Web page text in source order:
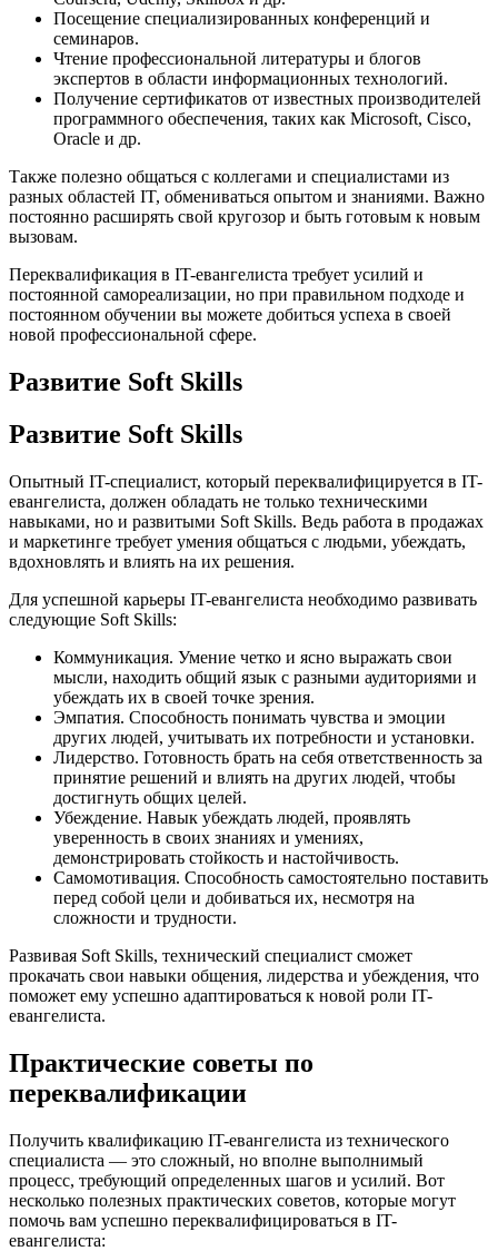
Посещение специализированных конференций и
семинаров.
Чтение профессиональной литературы и блогов
экспертов в области информационных технологий.
Получение сертификатов от известных производителей
программного обеспечения, таких как Microsoft, Cisco,
Oracle и др.
Также полезно общаться с коллегами и специалистами из
разных областей IT, обмениваться опытом и знаниями. Важно
постоянно расширять свой кругозор и быть готовым к новым
вызовам.
Переквалификация в IT-евангелиста требует усилий и
постоянной самореализации, но при правильном подходе и
постоянном обучении вы можете добиться успеха в своей
новой профессиональной сфере.
Развитие Soft Skills
Развитие Soft Skills
Опытный IT-специалист, который переквалифицируется в IT-
евангелиста, должен обладать не только техническими
навыками, но и развитыми Soft Skills. Ведь работа в продажах
и маркетинге требует умения общаться с людьми, убеждать,
вдохновлять и влиять на их решения.
Для успешной карьеры IT-евангелиста необходимо развивать
следующие Soft Skills:
Коммуникация. Умение четко и ясно выражать свои
мысли, находить общий язык с разными аудиториями и
убеждать их в своей точке зрения.
Эмпатия. Способность понимать чувства и эмоции
других людей, учитывать их потребности и установки.
Лидерство. Готовность брать на себя ответственность за
принятие решений и влиять на других людей, чтобы
достигнуть общих целей.
Убеждение. Навык убеждать людей, проявлять
уверенность в своих знаниях и умениях,
демонстрировать стойкость и настойчивость.
Самомотивация. Способность самостоятельно поставить
перед собой цели и добиваться их, несмотря на
сложности и трудности.
Развивая Soft Skills, технический специалист сможет
прокачать свои навыки общения, лидерства и убеждения, что
поможет ему успешно адаптироваться к новой роли IT-
евангелиста.
Практические советы по
переквалификации
Получить квалификацию IT-евангелиста из технического
специалиста — это сложный, но вполне выполнимый
процесс, требующий определенных шагов и усилий. Вот
несколько полезных практических советов, которые могут
помочь вам успешно переквалифицироваться в IT-
евангелиста: